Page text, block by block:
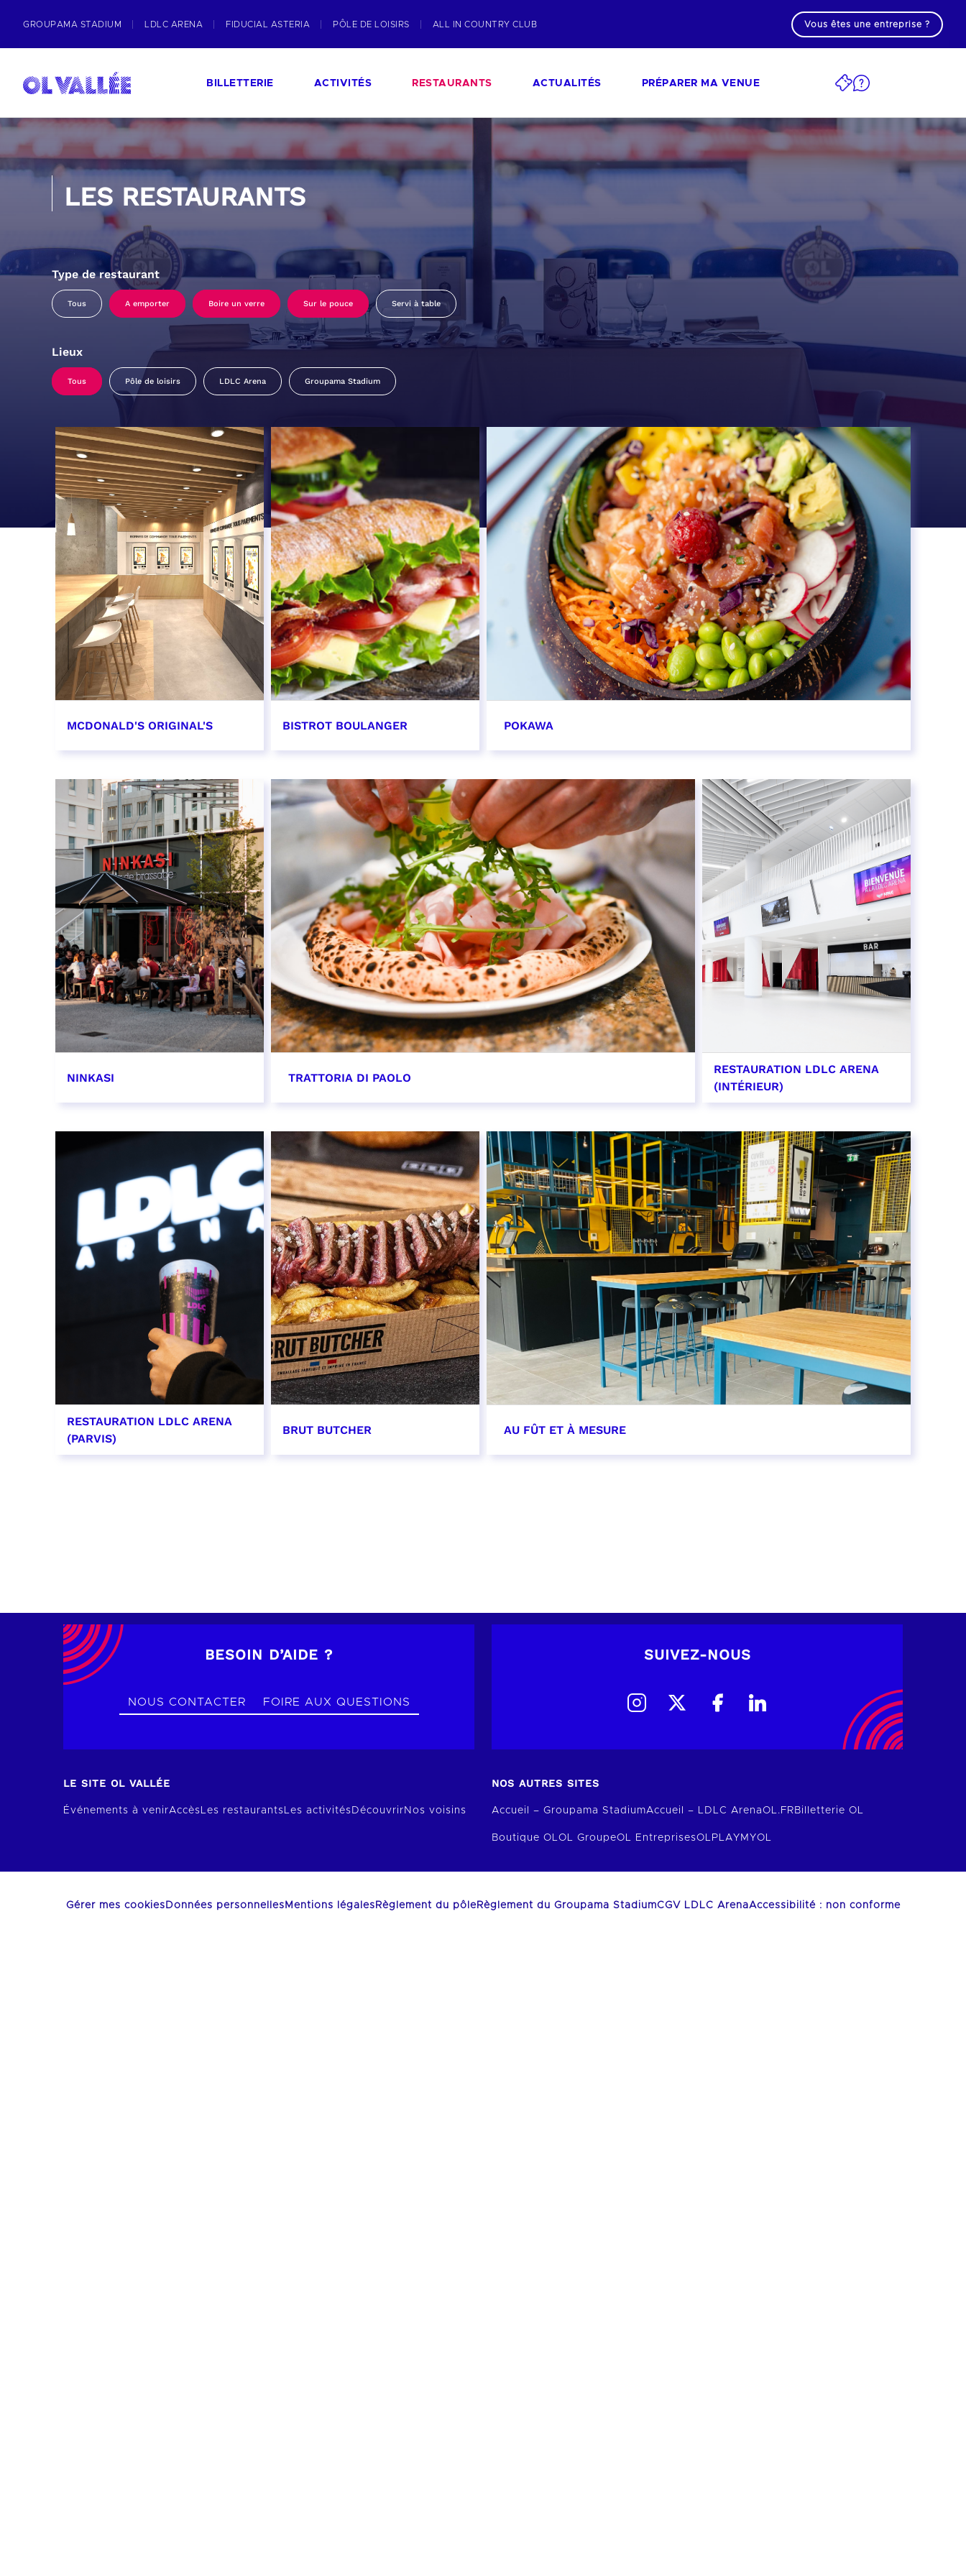
GROUPAMA STADIUM LDLC ARENA FIDUCIAL ASTERIA PÔLE DE LOISIRS ALL IN COUNTRY CLUB Vous êtes une entreprise ?
BILLETTERIE ACTIVITÉS RESTAURANTS ACTUALITÉS PRÉPARER MA VENUE
LES RESTAURANTS
Type de restaurant
Tous A emporter Boire un verre Sur le pouce Servi à table
Lieux
Tous Pôle de loisirs LDLC Arena Groupama Stadium
MCDONALD'S ORIGINAL'S
EN SAVOIR PLUS
BISTROT BOULANGER
EN SAVOIR PLUS
POKAWA
EN SAVOIR PLUS
NINKASI
EN SAVOIR PLUS
TRATTORIA DI PAOLO
EN SAVOIR PLUS
RESTAURATION LDLC ARENA
(INTÉRIEUR)
EN SAVOIR PLUS
RESTAURATION LDLC ARENA
(PARVIS)
BRUT BUTCHER AU FÛT ET À MESURE
BESOIN D’AIDE ?
NOUS CONTACTER FOIRE AUX QUESTIONS
SUIVEZ-NOUS
LE SITE OL VALLÉE
Événements à venirAccèsLes restaurantsLes activités Découvrir Nos voisins
NOS AUTRES SITES
Accueil – Groupama StadiumAccueil – LDLC ArenaOL.FR Billetterie OL
Boutique OLOL GroupeOL EntreprisesOLPLAY MYOL
Gérer mes cookies Données personnelles Mentions légales Règlement du pôleRèglement du Groupama StadiumCGV LDLC ArenaAccessibilité : non conforme